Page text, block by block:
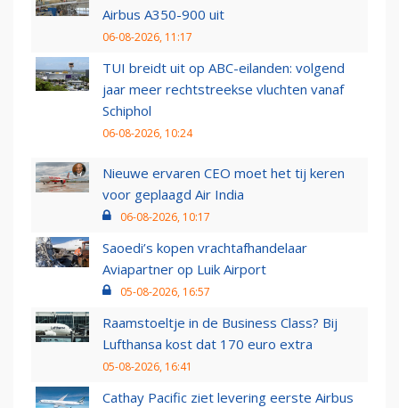
Airbus A350-900 uit
06-08-2026, 11:17
TUI breidt uit op ABC-eilanden: volgend
jaar meer rechtstreekse vluchten vanaf
Schiphol
06-08-2026, 10:24
Nieuwe ervaren CEO moet het tij keren
voor geplaagd Air India
06-08-2026, 10:17
Saoedi’s kopen vrachtafhandelaar
Aviapartner op Luik Airport
05-08-2026, 16:57
Raamstoeltje in de Business Class? Bij
Lufthansa kost dat 170 euro extra
05-08-2026, 16:41
Cathay Pacific ziet levering eerste Airbus